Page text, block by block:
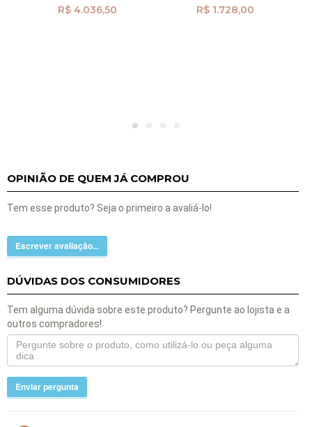
R$ 4.036,50
R$ 1.728,00
OPINIÃO DE QUEM JÁ COMPROU
Tem esse produto? Seja o primeiro a avaliá-lo!
Escrever avaliação...
DÚVIDAS DOS CONSUMIDORES
Tem alguma dúvida sobre este produto? Pergunte ao lojista e a
outros compradores!
Enviar pergunta